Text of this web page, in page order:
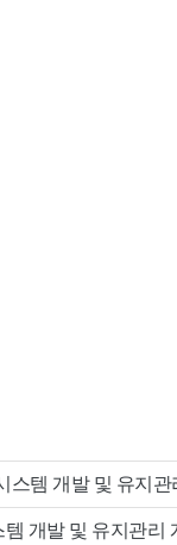
스템 개발 및 유지
개발 및 유지관리